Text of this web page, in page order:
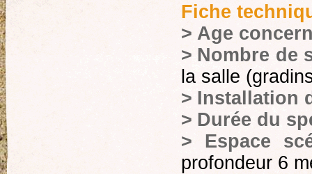
Fiche
> Age
> Nombre de
la salle
> Installation
> Durée du
>
Espace
profondeur 6